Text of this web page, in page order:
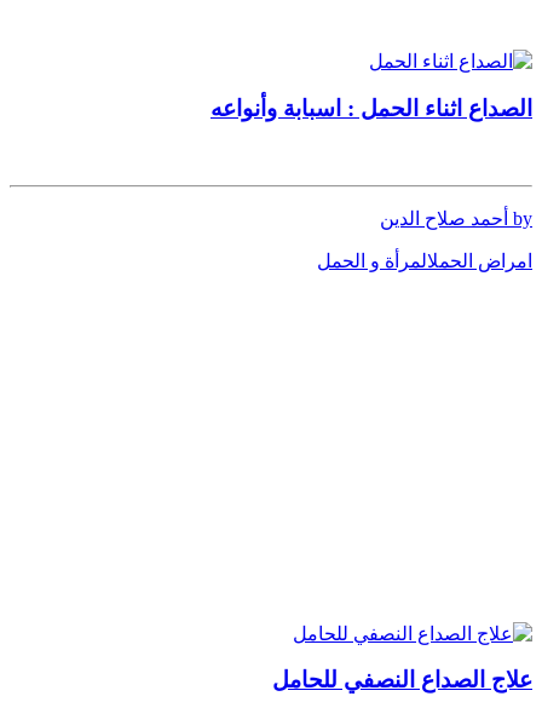
الصداع اثناء الحمل : اسبابة وأنواعه
by أحمد صلاح الدين
امراض الحملالمرأة و الحمل
علاج الصداع النصفي للحامل